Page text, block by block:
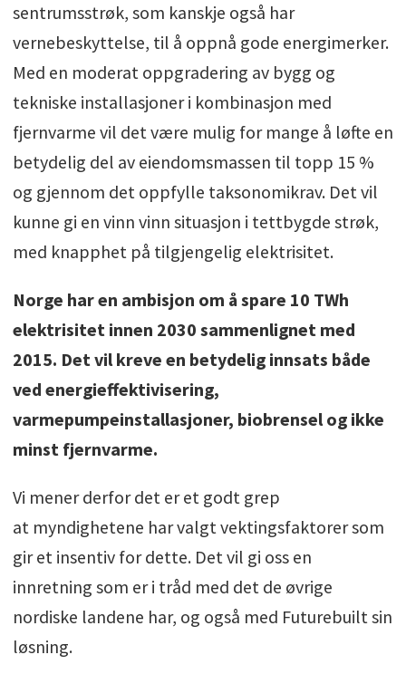
sentrumsstrøk, som kanskje også har
vernebeskyttelse, til å oppnå gode energimerker.
Med en moderat oppgradering av bygg og
tekniske installasjoner i kombinasjon med
fjernvarme vil det være mulig for mange å løfte en
betydelig del av eiendomsmassen til topp 15 %
og gjennom det oppfylle taksonomikrav. Det vil
kunne gi en vinn vinn situasjon i tettbygde strøk,
med knapphet på tilgjengelig elektrisitet.
Norge har en ambisjon om å spare 10 TWh
elektrisitet innen 2030 sammenlignet med
2015. Det vil kreve en betydelig innsats både
ved energieffektivisering,
varmepumpeinstallasjoner, biobrensel og ikke
minst fjernvarme.
Vi mener derfor det er et godt grep
at myndighetene har valgt vektingsfaktorer som
gir et insentiv for dette. Det vil gi oss en
innretning som er i tråd med det de øvrige
nordiske landene har, og også med Futurebuilt sin
løsning.